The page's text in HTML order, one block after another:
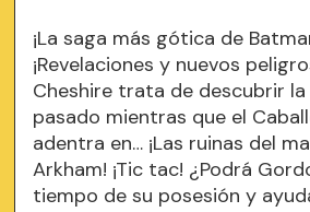
¡La saga más gótica de
¡Revelaciones y nuevos
Cheshire trata de descubrir
pasado mientras que el
adentra en… ¡Las ruinas del
Arkham! ¡Tic tac! ¿Podrá
tiempo de su posesión y